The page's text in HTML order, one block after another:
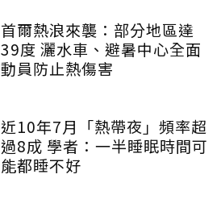
首爾熱浪來襲：部分地區達
39度 灑水車、避暑中心全面
動員防止熱傷害
近10年7月「熱帶夜」頻率超
過8成 學者：一半睡眠時間可
能都睡不好